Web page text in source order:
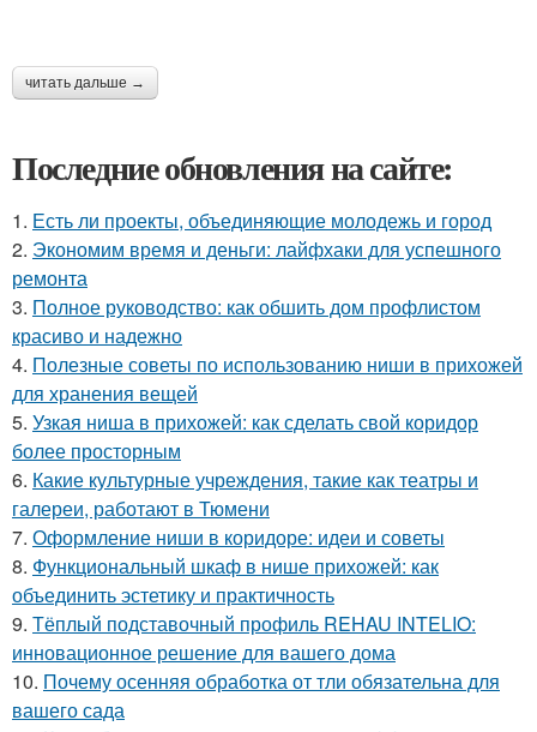
читать дальше →
Последние обновления на сайте:
1. Есть ли проекты, объединяющие молодежь и город
2. Экономим время и деньги: лайфхаки для успешного
ремонта
3. Полное руководство: как обшить дом профлистом
красиво и надежно
4. Полезные советы по использованию ниши в прихожей
для хранения вещей
5. Узкая ниша в прихожей: как сделать свой коридор
более просторным
6. Какие культурные учреждения, такие как театры и
галереи, работают в Тюмени
7. Оформление ниши в коридоре: идеи и советы
8. Функциональный шкаф в нише прихожей: как
объединить эстетику и практичность
9. Тёплый подставочный профиль REHAU INTELIO:
инновационное решение для вашего дома
10. Почему осенняя обработка от тли обязательна для
вашего сада